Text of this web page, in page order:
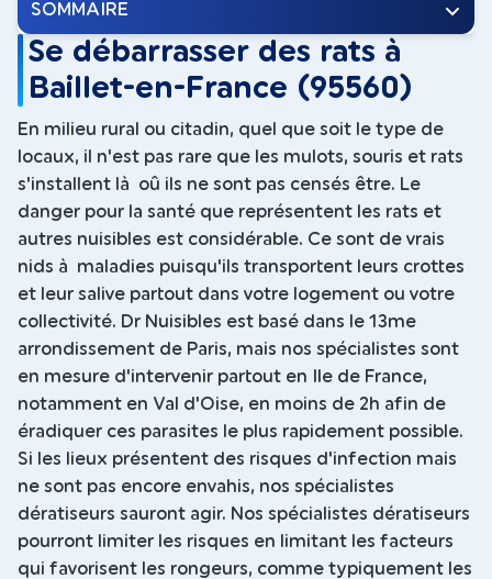
SOMMAIRE
Se débarrasser des rats à
Baillet-en-France (95560)
En milieu rural ou citadin, quel que soit le type de
locaux, il n'est pas rare que les mulots, souris et rats
s'installent là oû ils ne sont pas censés être. Le
danger pour la santé que représentent les rats et
autres nuisibles est considérable. Ce sont de vrais
nids à maladies puisqu'ils transportent leurs crottes
et leur salive partout dans votre logement ou votre
collectivité. Dr Nuisibles est basé dans le 13me
arrondissement de Paris, mais nos spécialistes sont
en mesure d'intervenir partout en Ile de France,
notamment en Val d'Oise, en moins de 2h afin de
éradiquer ces parasites le plus rapidement possible.
Si les lieux présentent des risques d'infection mais
ne sont pas encore envahis, nos spécialistes
dératiseurs sauront agir. Nos spécialistes dératiseurs
pourront limiter les risques en limitant les facteurs
qui favorisent les rongeurs, comme typiquement les